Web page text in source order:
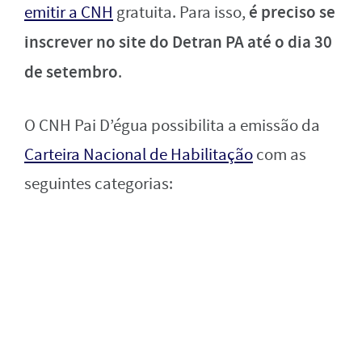
emitir a CNH gratuita. Para isso, é preciso se
inscrever no site do Detran PA até o dia 30
de setembro.
O CNH Pai D’égua possibilita a emissão da
Carteira Nacional de Habilitaçãocom as
seguintes categorias: